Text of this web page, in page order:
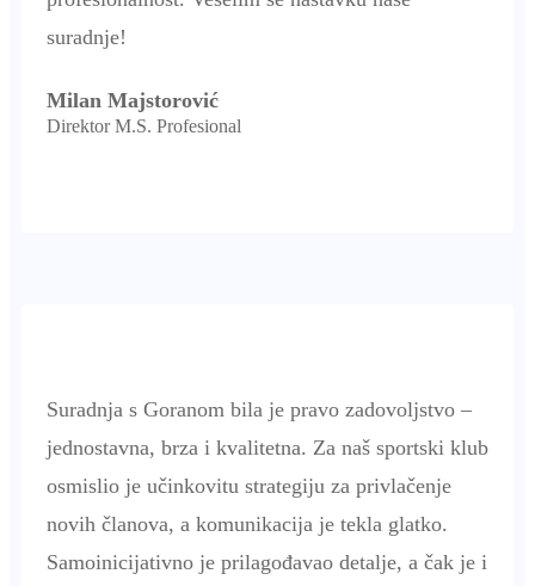
suradnje!
Milan Majstorović
Direktor M.S. Profesional
Suradnja s Goranom bila je pravo zadovoljstvo –
jednostavna, brza i kvalitetna. Za naš sportski klub
osmislio je učinkovitu strategiju za privlačenje
novih članova, a komunikacija je tekla glatko.
Samoinicijativno je prilagođavao detalje, a čak je i